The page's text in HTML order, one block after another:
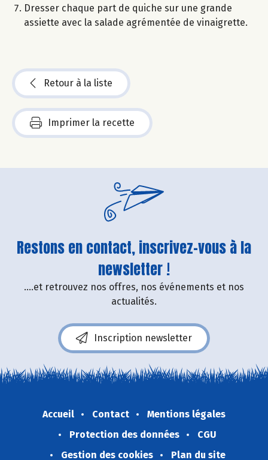
Dresser chaque part de quiche sur une grande
assiette avec la salade agrémentée de vinaigrette.
Retour à la liste
Imprimer la recette
Restons en contact, inscrivez-vous à la
newsletter !
....et retrouvez nos offres, nos événements et nos
actualités.
Inscription newsletter
Accueil Contact
Mentions légales
Protection des données
CGU
Gestion des cookies
Plan du site